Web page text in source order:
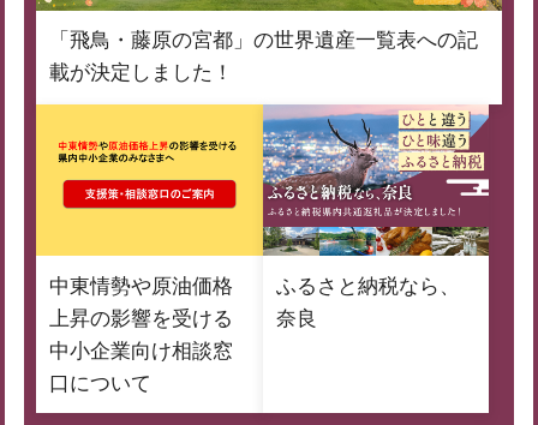
「飛鳥・藤原の宮都」の世界遺産一覧表への記
載が決定しました！
中東情勢や原油価格
上昇の影響を受ける
中小企業向け相談窓
口について
ふるさと納税なら、
奈良